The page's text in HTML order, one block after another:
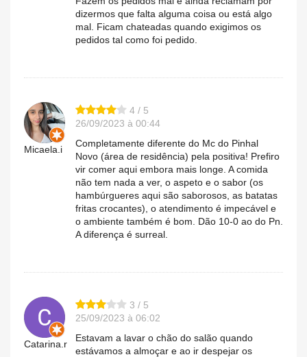
dizermos que falta alguma coisa ou está algo
mal. Ficam chateadas quando exigimos os
pedidos tal como foi pedido.
Micaela.i
4 / 5
26/09/2023 à 00:44
Completamente diferente do Mc do Pinhal
Novo (área de residência) pela positiva! Prefiro
vir comer aqui embora mais longe. A comida
não tem nada a ver, o aspeto e o sabor (os
hambúrgueres aqui são saborosos, as batatas
fritas crocantes), o atendimento é impecável e
o ambiente também é bom. Dão 10-0 ao do Pn.
A diferença é surreal.
Catarina.r
3 / 5
25/09/2023 à 06:02
Estavam a lavar o chão do salão quando
estávamos a almoçar e ao ir despejar os